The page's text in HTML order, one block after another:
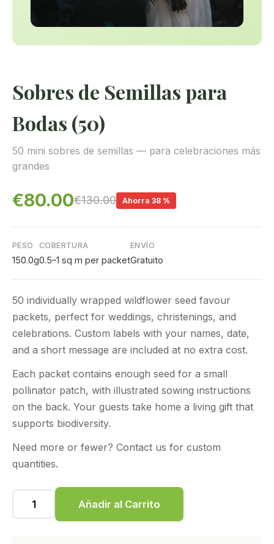
Sobres de Semillas para
Bodas (50)
50 mini sobres de semillas — para celebraciones más
grandes
€80.00€130.00 Ahorra 38 %
PESO
150.0g
COBERTURA
0.5–1 sq m per packet
ENVÍO
Gratuito
50 individually wrapped wildflower seed favour
packets, perfect for weddings, christenings, and
celebrations. Custom labels with your names, date,
and a short message are included at no extra cost.
Each packet contains enough seed for a small
pollinator patch, with illustrated sowing instructions
on the back. Your guests take home a living gift that
supports biodiversity.
Need more or fewer? Contact us for custom
quantities.
Añadir al Carrito